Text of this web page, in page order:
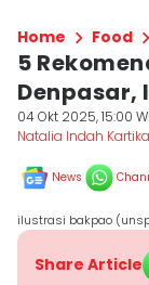
Home Food
5
Denpasar,
04 Okt 2025, 15:00
Natalia Indah
News
ilustrasi bakpao
Share Article